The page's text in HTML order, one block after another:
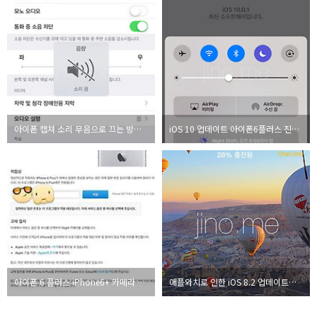
아이폰 캡쳐 소리 무음으로 끄는 방법 - iOS 10 iOS 10 업데이트 아이폰6플러스 진행 후기
아이폰 6 플러스 iPhone6+ 카메라 결함, 교체 대상 확인 방법 애플와치로 인한 iOS 8.2 업데이트와 건강앱 개선